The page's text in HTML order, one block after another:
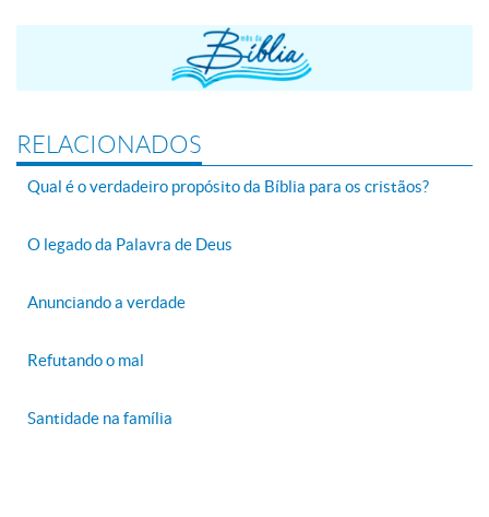
RELACIONADOS
Qual é o verdadeiro propósito da Bíblia para os cristãos?
O legado da Palavra de Deus
Anunciando a verdade
Refutando o mal
Santidade na família